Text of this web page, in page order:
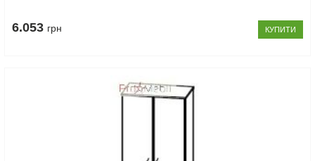
6.053 грн КУПИТИ